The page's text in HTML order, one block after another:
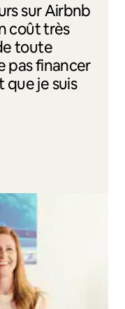
sur Airbnb
coût très
toute
pas financer
que je suis